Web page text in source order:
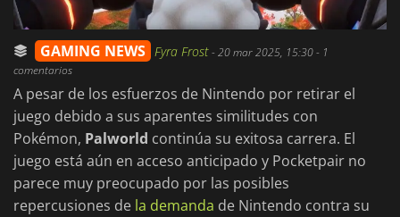
GAMING NEWS Fyra Frost-20 mar 2025, 15:30- 1
comentarios
A pesar de los esfuerzos de Nintendo por retirar el
juego debido a sus aparentes similitudes con
Pokémon, Palworld continúa su exitosa carrera. El
juego está aún en acceso anticipado y Pocketpair no
parece muy preocupado por las posibles
repercusiones de la demanda de Nintendo contra su